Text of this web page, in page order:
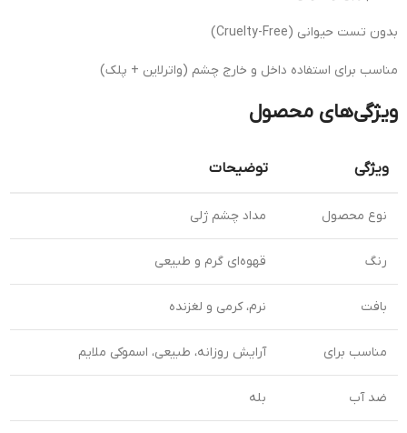
بدون تست حیوانی (Cruelty-Free)
مناسب برای استفاده داخل و خارج چشم (واترلاین + پلک)
ویژگی‌های محصول
ویژگی توضیحات
نوع محصول مداد چشم ژلی
رنگ قهوه‌ای گرم و طبیعی
بافت نرم، کرمی و لغزنده
مناسب برای آرایش روزانه، طبیعی، اسموکی ملایم
ضد آب بله